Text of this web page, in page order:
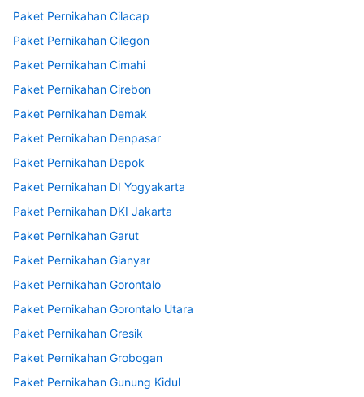
Paket Pernikahan Cilacap
Paket Pernikahan Cilegon
Paket Pernikahan Cimahi
Paket Pernikahan Cirebon
Paket Pernikahan Demak
Paket Pernikahan Denpasar
Paket Pernikahan Depok
Paket Pernikahan DI Yogyakarta
Paket Pernikahan DKI Jakarta
Paket Pernikahan Garut
Paket Pernikahan Gianyar
Paket Pernikahan Gorontalo
Paket Pernikahan Gorontalo Utara
Paket Pernikahan Gresik
Paket Pernikahan Grobogan
Paket Pernikahan Gunung Kidul